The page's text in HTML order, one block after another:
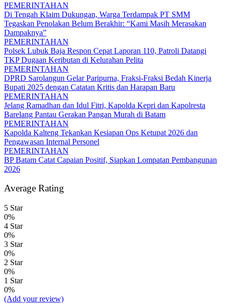
PEMERINTAHAN
Di Tengah Klaim Dukungan, Warga Terdampak PT SMM
Tegaskan Penolakan Belum Berakhir: “Kami Masih Merasakan
Dampaknya”
PEMERINTAHAN
Polsek Lubuk Baja Respon Cepat Laporan 110, Patroli Datangi
TKP Dugaan Keributan di Kelurahan Pelita
PEMERINTAHAN
DPRD Sarolangun Gelar Paripurna, Fraksi-Fraksi Bedah Kinerja
Bupati 2025 dengan Catatan Kritis dan Harapan Baru
PEMERINTAHAN
Jelang Ramadhan dan Idul Fitri, Kapolda Kepri dan Kapolresta
Barelang Pantau Gerakan Pangan Murah di Batam
PEMERINTAHAN
Kapolda Kalteng Tekankan Kesiapan Ops Ketupat 2026 dan
Pengawasan Internal Personel
PEMERINTAHAN
BP Batam Catat Capaian Positif, Siapkan Lompatan Pembangunan
2026
Average Rating
5 Star
0%
4 Star
0%
3 Star
0%
2 Star
0%
1 Star
0%
(Add your review)